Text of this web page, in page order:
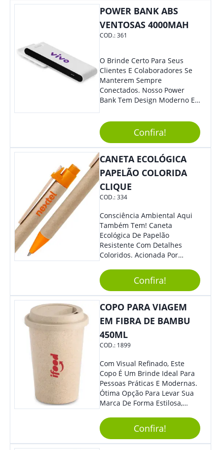
Colaboradores.
POWER BANK ABS
VENTOSAS 4000MAH
COD.:361
O Brinde Certo Para Seus
Clientes E Colaboradores Se
Manterem Sempre
Conectados. Nosso Power
Bank Tem Design Moderno E
Na Bolsa Ou Na Mochila.
Compatível Com Diversos
Aparelhos, O Brinde É Super
Eficiente E Ágil, Ideal Para
Quem Busca Praticidade No
Dia A Dia. Personalize-O Com
Sua Marca E Tenha Ainda
Mais Destaque Em Eventos E
Feiras De Negócios.
Confira!
CANETA ECOLÓGICA
PAPELÃO COLORIDA
CLIQUE
COD.:334
Consciência Ambiental Aqui
Também Tem! Caneta
Ecológica De Papelão
Resistente Com Detalhes
Coloridos. Acionada Por
E Tem Ponteira Firme, Ideal
Para Traços Precisos.
Confira!
COPO PARA VIAGEM
EM FIBRA DE BAMBU
450ML
COD.: 1899
Com Visual Refinado, Este
Copo É Um Brinde Ideal Para
Pessoas Práticas E Modernas.
Ótima Opção Para Levar Sua
Marca De Forma Estilosa,
Empresa Em Eventos,
Reuniões Corporativas Ou Até
Mesmo Para Presentear
Confira!